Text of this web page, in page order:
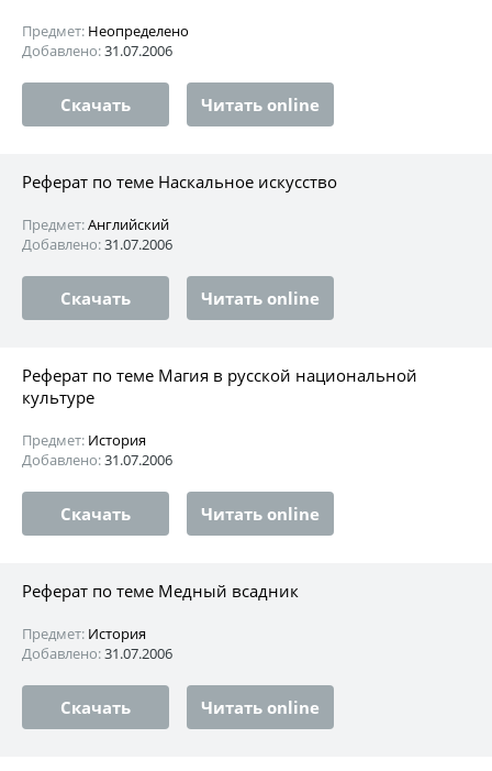
Предмет: Неопределено
Добавлено:31.07.2006
Скачать Читать online
Реферат по теме Наскальное искусство
Предмет:Английский
Добавлено:31.07.2006
Скачать Читать online
Реферат по теме Магия в русской национальной
культуре
Предмет: История
Добавлено:31.07.2006
Скачать Читать online
Реферат по теме Медный всадник
Предмет: История
Добавлено:31.07.2006
Скачать Читать online